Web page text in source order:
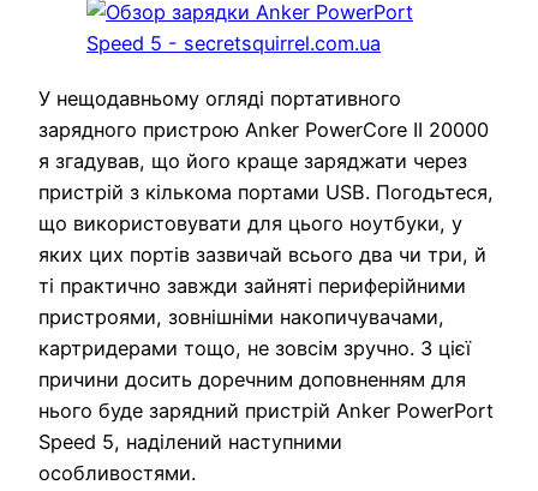
У нещодавньому огляді портативного
зарядного пристрою Anker PowerCore II 20000
я згадував, що його краще заряджати через
пристрій з кількома портами USB. Погодьтеся,
що використовувати для цього ноутбуки, у
яких цих портів зазвичай всього два чи три, й
ті практично завжди зайняті периферійними
пристроями, зовнішніми накопичувачами,
картридерами тощо, не зовсім зручно. З цієї
причини досить доречним доповненням для
нього буде зарядний пристрій Anker PowerPort
Speed 5, наділений наступними
особливостями.